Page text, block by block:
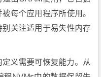
每个应用程序所使用。
关注适用于易失性内存
义需要可恢复能力。从